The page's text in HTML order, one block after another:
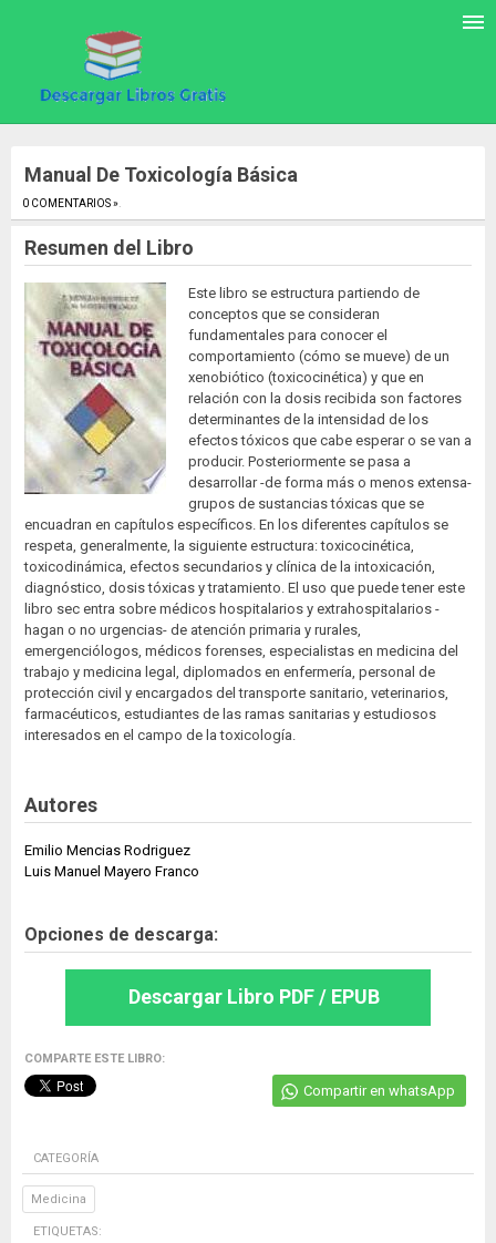
Manual De Toxicología Básica
0 COMENTARIOS ».
Resumen del Libro
Este libro se estructura partiendo de
conceptos que se consideran
fundamentales para conocer el
comportamiento (cómo se mueve) de un
xenobiótico (toxicocinética) y que en
relación con la dosis recibida son factores
determinantes de la intensidad de los
efectos tóxicos que cabe esperar o se van a
producir. Posteriormente se pasa a
desarrollar -de forma más o menos extensa-
grupos de sustancias tóxicas que se
encuadran en capítulos específicos. En los diferentes capítulos se
respeta, generalmente, la siguiente estructura: toxicocinética,
toxicodinámica, efectos secundarios y clínica de la intoxicación,
diagnóstico, dosis tóxicas y tratamiento. El uso que puede tener este
libro sec entra sobre médicos hospitalarios y extrahospitalarios -
hagan o no urgencias- de atención primaria y rurales,
emergenciólogos, médicos forenses, especialistas en medicina del
trabajo y medicina legal, diplomados en enfermería, personal de
protección civil y encargados del transporte sanitario, veterinarios,
farmacéuticos, estudiantes de las ramas sanitarias y estudiosos
interesados en el campo de la toxicología.
Autores
Emilio Mencias Rodriguez
Luis Manuel Mayero Franco
Opciones de descarga:
Descargar Libro PDF / EPUB
COMPARTE ESTE LIBRO:
Compartir en whatsApp
CATEGORÍA
Medicina
ETIQUETAS: